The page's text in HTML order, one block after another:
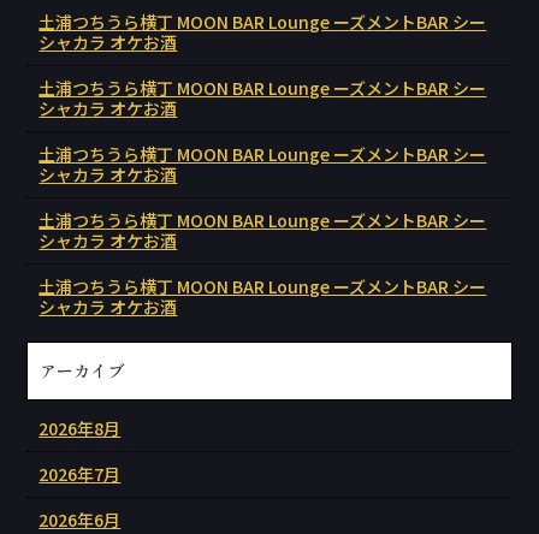
土浦つちうら横丁 MOON BAR Lounge ーズメントBAR シー
シャカラ オケお酒
土浦つちうら横丁 MOON BAR Lounge ーズメントBAR シー
シャカラ オケお酒
土浦つちうら横丁 MOON BAR Lounge ーズメントBAR シー
シャカラ オケお酒
土浦つちうら横丁 MOON BAR Lounge ーズメントBAR シー
シャカラ オケお酒
土浦つちうら横丁 MOON BAR Lounge ーズメントBAR シー
シャカラ オケお酒
アーカイブ
2026年8月
2026年7月
2026年6月